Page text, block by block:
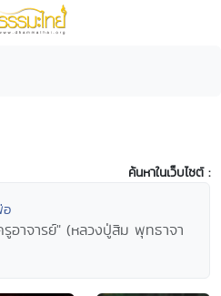
ค้นหาในเว็บไซต์ :
อ
อาจารย์" (หลวงปู่สิม พุทธาจา